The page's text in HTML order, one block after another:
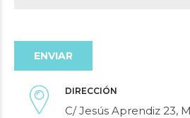
DIRECCIÓN
C/ Jesús Aprendiz 23,